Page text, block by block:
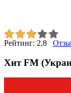
Рейтинг: 2,8
Хит FM